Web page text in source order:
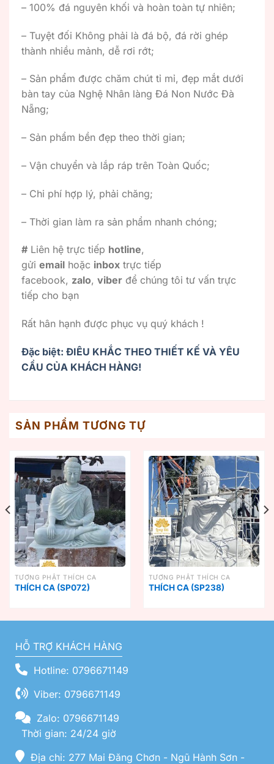
– 100% đá nguyên khối và hoàn toàn tự nhiên;
– Tuyệt đối Không phải là đá bộ, đá rời ghép
thành nhiều mảnh, dễ rơi rớt;
– Sản phẩm được chăm chút tỉ mỉ, đẹp mắt dưới
bàn tay của Nghệ Nhân làng Đá Non Nước Đà
Nẵng;
– Sản phẩm bền đẹp theo thời gian;
– Vận chuyển và lắp ráp trên Toàn Quốc;
– Chi phí hợp lý, phải chăng;
– Thời gian làm ra sản phẩm nhanh chóng;
# Liên hệ trực tiếp hotline,
gửi email hoặc inbox trực tiếp
facebook, zalo, viber để chúng tôi tư vấn trực
tiếp cho bạn
Rất hân hạnh được phục vụ quý khách !
Đặc biệt: ĐIÊU KHẮC THEO THIẾT KẾ VÀ YÊU
CẦU CỦA KHÁCH HÀNG!
SẢN PHẨM TƯƠNG TỰ
TƯỢNG PHẬT THÍCH CA
THÍCH CA (SP072)
TƯỢNG PHẬT THÍCH CA
THÍCH CA (SP238)
HỖ TRỢ KHÁCH HÀNG
Hotline: 0796671149
Viber: 0796671149
Zalo: 0796671149
Thời gian: 24/24 giờ
Địa chỉ: 277 Mai Đăng Chơn - Ngũ Hành Sơn -